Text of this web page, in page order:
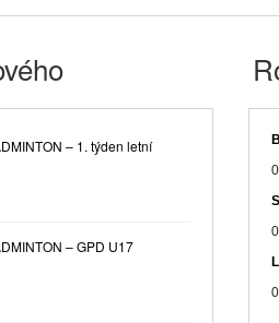
– 1. týden letní
– GPD U17